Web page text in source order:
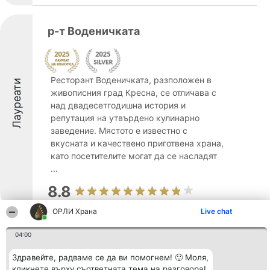
ОРЛИ Храна Live chat
04:00
Здравейте, радваме се да ви помогнем! 🙂 Моля,
Лауреати
р-т Воденичката
Ресторант Воденичката, разположен в
живописния град Кресна, се отличава с
над двадесетгодишна история и
репутация на утвърдено кулинарно
заведение. Мястото е известно с
вкусната и качествено приготвена храна,
като посетителите могат да се насладят
...
8.8
производител Антон Тодоровски